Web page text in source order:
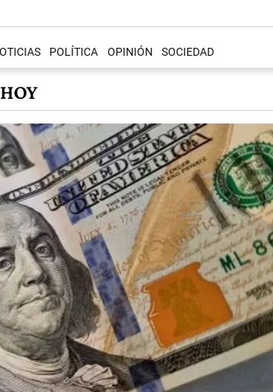
POLÍTICA OPINIÓN SOCIEDAD